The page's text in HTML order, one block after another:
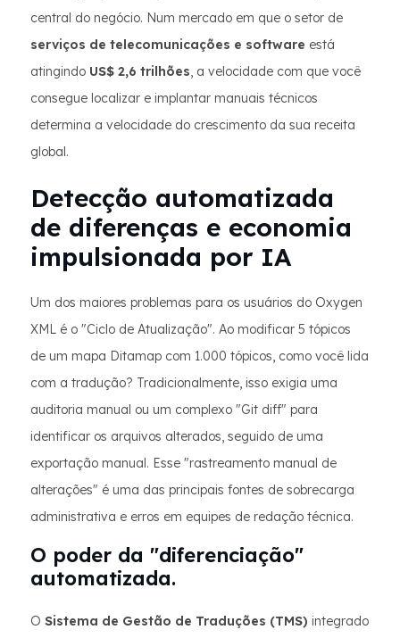
central do negócio. Num mercado em que o setor de
serviços de telecomunicações e software está
atingindo US$ 2,6 trilhões, a velocidade com que você
consegue localizar e implantar manuais técnicos
determina a velocidade do crescimento da sua receita
global.
Detecção automatizada
de diferenças e economia
impulsionada por IA
Um dos maiores problemas para os usuários do Oxygen
XML é o "Ciclo de Atualização". Ao modificar 5 tópicos
de um mapa Ditamap com 1.000 tópicos, como você lida
com a tradução? Tradicionalmente, isso exigia uma
auditoria manual ou um complexo "Git diff" para
identificar os arquivos alterados, seguido de uma
exportação manual. Esse "rastreamento manual de
alterações" é uma das principais fontes de sobrecarga
administrativa e erros em equipes de redação técnica.
O poder da "diferenciação"
automatizada.
O Sistema de Gestão de Traduções (TMS) integrado